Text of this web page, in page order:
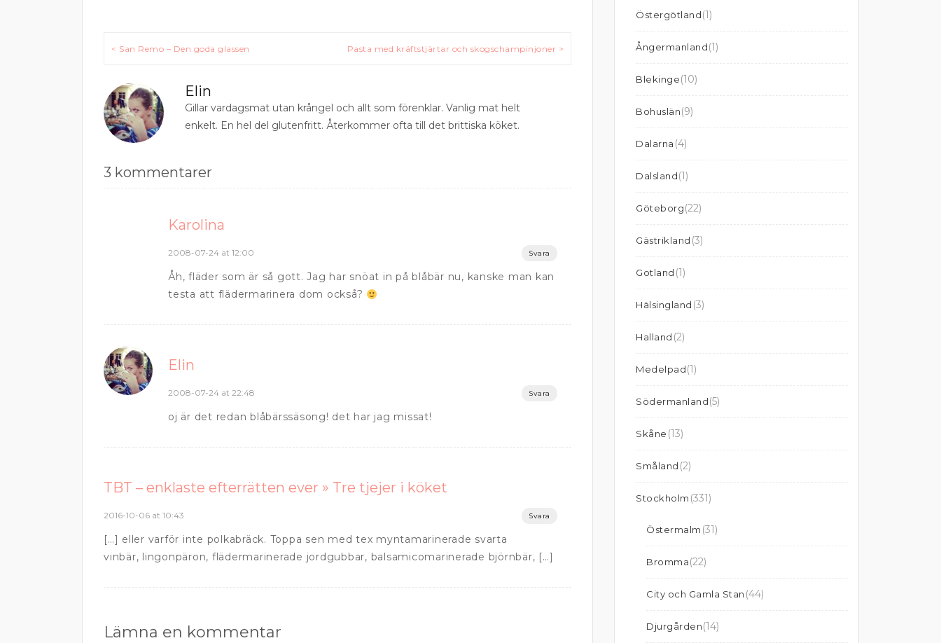
Inläggsnavigering
< San Remo – Den goda glassen Pasta med kräftstjärtar och skogschampinjoner >
Elin
Gillar vardagsmat utan krångel och allt som förenklar. Vanlig mat helt
enkelt. En hel del glutenfritt. Återkommer ofta till det brittiska köket.
3 kommentarer
Karolina
2008-07-24 at 12:00 Svara
Åh, fläder som är så gott. Jag har snöat in på blåbär nu, kanske man kan
testa att flädermarinera dom också?
Elin
2008-07-24 at 22:48 Svara
oj är det redan blåbärssäsong! det har jag missat!
TBT – enklaste efterrätten ever » Tre tjejer i köket
2016-10-06 at 10:43 Svara
[…] eller varför inte polkabräck. Toppa sen med tex myntamarinerade svarta
vinbär, lingonpäron, flädermarinerade jordgubbar, balsamicomarinerade björnbär, […]
Lämna en kommentar
Östergötland(1)
Ångermanland(1)
Blekinge(10)
Bohuslän(9)
Dalarna (4)
Dalsland(1)
Göteborg(22)
Gästrikland (3)
Gotland (1)
Hälsingland (3)
Halland (2)
Medelpad(1)
Södermanland(5)
Skåne (13)
Småland (2)
Stockholm (331)
Östermalm (31)
Bromma(22)
City och Gamla Stan (44)
Djurgården(14)